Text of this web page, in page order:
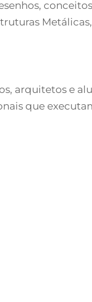
arquitetos e
que